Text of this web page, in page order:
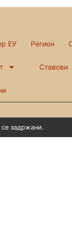
ЕУ Регион
Ставови
задржани.